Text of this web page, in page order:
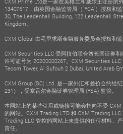
13407617，由英国金融监管局（"FCA"）授权和
30, The Leadenhall Building, 122 Leadenhall
Kingdom。
CXM Global 由毛里求斯金融服务委员会授权和
CXM Securities LLC 受阿拉伯联合酋长国证券和
许可证号为 20200000267。CXM Securities
Tecom Tower, Al Sufouh 2 Dubai, United Arab
CXM Group (SC) Ltd. 是一家外汇和差价合约经
231），受塞舌尔金融证券管理局 (FSA) 监管。
本网站上的某些引用或链接可能会指向不受
的网站。CXM Trading LTD 和 CXM Trading
Trading LLC 管控的网站上未提供的任何材料、
责任。